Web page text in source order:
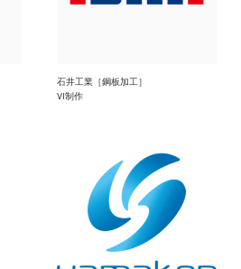
石井工業［鋼板加工］
VI制作